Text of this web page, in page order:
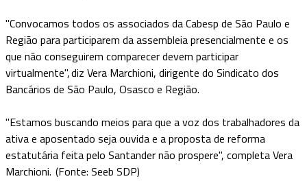
"Convocamos todos os associados da Cabesp de São Paulo e
Região para participarem da assembleia presencialmente e os
que não conseguirem comparecer devem participar
virtualmente", diz Vera Marchioni, dirigente do Sindicato dos
Bancários de São Paulo, Osasco e Região.
"Estamos buscando meios para que a voz dos trabalhadores da
ativa e aposentado seja ouvida e a proposta de reforma
estatutária feita pelo Santander não prospere", completa Vera
Marchioni. (Fonte: Seeb SDP)